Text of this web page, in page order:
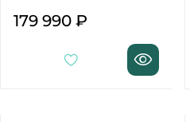
179 990 ₽